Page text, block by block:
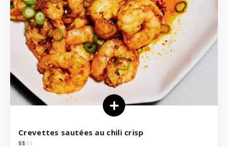
Crevettes sautées au chili crisp
$$ $$